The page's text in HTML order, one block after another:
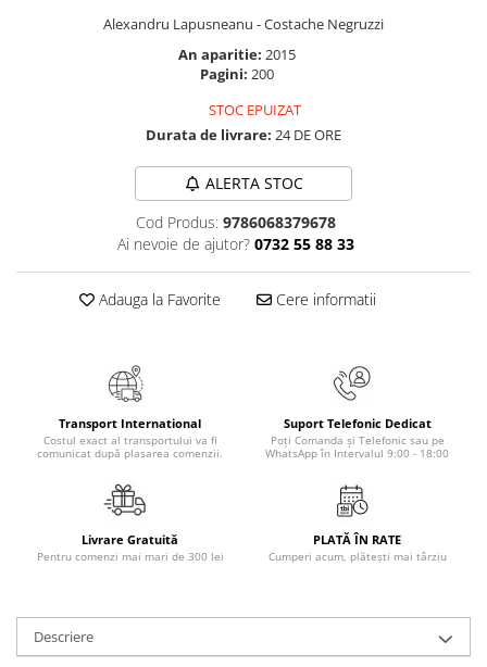
Medicina Pentru Toti
Starea de bine
Terapii Alternative
AudioBook
Biografii, Memorii, Jurnale
Carti pentru Adolescenti, Young
Adult
Crime, Thriller, Mistery
Literatura Romana
Literatura Universala
Romane de dragoste, Carti
romantice
Alexandru Lapusneanu - Costache Negruzzi
An aparitie: 2015
Pagini: 200
STOC EPUIZAT
Durata de livrare: 24 DE ORE
ALERTA STOC
Cod Produs: 9786068379678
Ai nevoie de ajutor? 0732 55 88 33
Adauga la Favorite Cere informatii
Transport International
Costul exact al transportului va fi
comunicat după plasarea comenzii.
Suport Telefonic Dedicat
Poți Comanda și Telefonic sau pe
WhatsApp în Intervalul 9:00 - 18:00
Livrare Gratuită
Pentru comenzi mai mari de 300 lei
PLATĂ ÎN RATE
Cumperi acum, plătești mai târziu
Descriere